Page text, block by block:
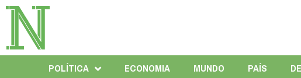
POLÍTICA ECONOMIA MUNDO PAÍS